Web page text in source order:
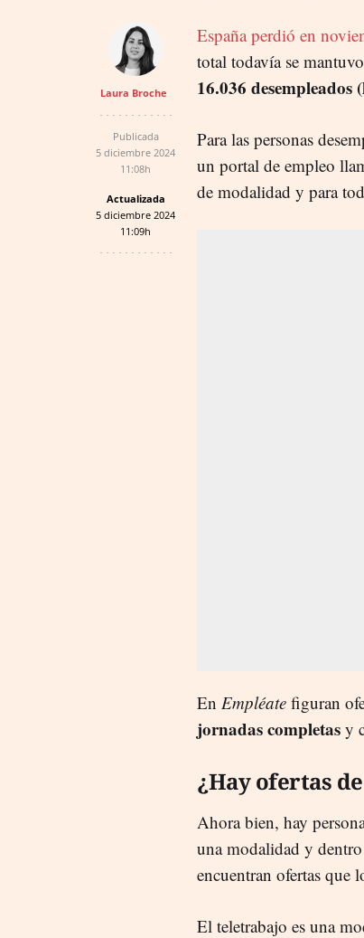
Laura Broche
Publicada
5 diciembre 2024
11:08h
Actualizada
5 diciembre 2024
11:09h
España perdió en
total todavía se
16.036 desempleados
Para las personas
un portal de empleo
de modalidad y para
En Empléate figuran
jornadas completas y
¿Hay ofertas
Ahora bien, hay
una modalidad y
encuentran ofertas que
El teletrabajo es una